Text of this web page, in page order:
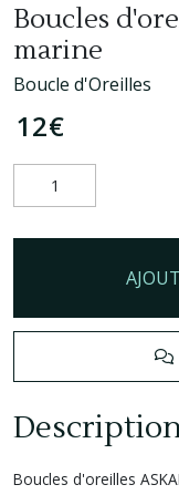
Boucles
marine
Boucle d'Oreilles
12€
Boucles d'oreilles